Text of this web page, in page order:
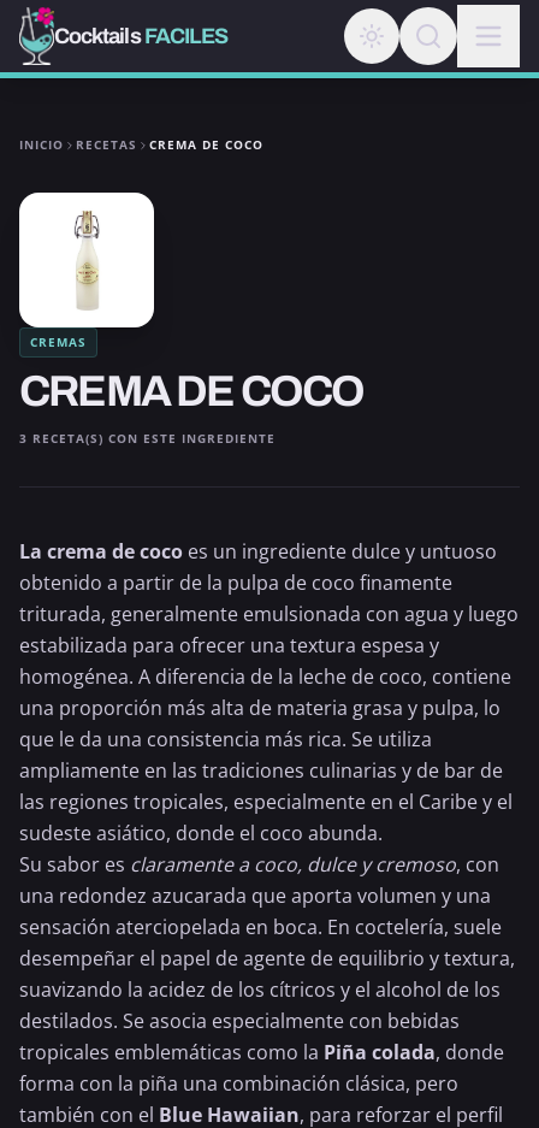
CocktailsFACILES
INICIO RECETAS CREMA DE COCO
CREMAS
CREMA DE COCO
3 RECETA(S) CON ESTE INGREDIENTE
La crema de coco es un ingrediente dulce y untuoso
obtenido a partir de la pulpa de coco finamente
triturada, generalmente emulsionada con agua y luego
estabilizada para ofrecer una textura espesa y
homogénea. A diferencia de la leche de coco, contiene
una proporción más alta de materia grasa y pulpa, lo
que le da una consistencia más rica. Se utiliza
ampliamente en las tradiciones culinarias y de bar de
las regiones tropicales, especialmente en el Caribe y el
sudeste asiático, donde el coco abunda.
Su sabor es claramente a coco, dulce y cremoso, con
una redondez azucarada que aporta volumen y una
sensación aterciopelada en boca. En coctelería, suele
desempeñar el papel de agente de equilibrio y textura,
suavizando la acidez de los cítricos y el alcohol de los
destilados. Se asocia especialmente con bebidas
tropicales emblemáticas como la Piña colada, donde
forma con la piña una combinación clásica, pero
también con el Blue Hawaiian, para reforzar el perfil